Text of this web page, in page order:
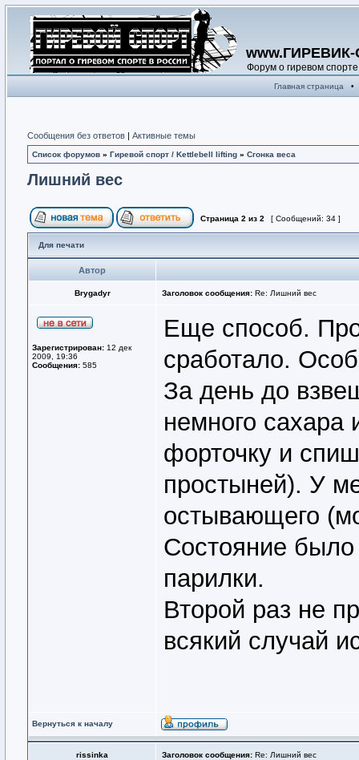
Форум о гиревом спорте
Главная страница •
Сообщения без ответов | Активные темы
Список форумов » Гиревой спорт / Kettlebell lifting » Сгонка веса
Лишний вес
Страница 2 из 2 [ Сообщений: 34 ]
Для печати
Автор
Brygadyr Заголовок сообщения: Re: Лишний вес
Зарегистрирован: 12 дек
2009, 19:36
Сообщения: 585
Еще способ.
сработало.
За день до
немного
форточку и
простыней). У
остывающего
Состояние
парилки.
Второй раз не
всякий случай
Вернуться к началу
rissinka Заголовок сообщения: Re: Лишний вес